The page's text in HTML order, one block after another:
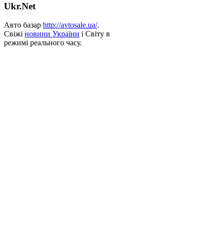
Ukr.Net
Авто базар http://avtosale.ua/.
Свіжі новини України і Світу в
режимі реального часу.